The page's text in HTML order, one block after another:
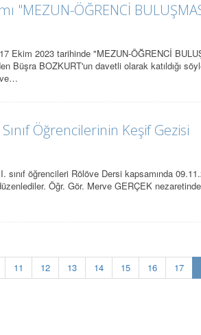
"MEZUN-ÖĞRENCİ
Ekim 2023 tarihinde "MEZUN-ÖĞRENCİ
Büşra BOZKURT'un davetli olarak katıldığı
ve…
Öğrencilerinin Keşif Gezisi
sınıf öğrencileri Rölöve Dersi kapsamında
Öğr. Gör. Merve GERÇEK
11 12 13 14 15 16 17